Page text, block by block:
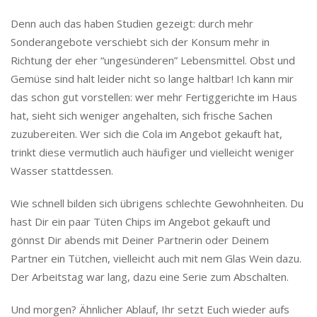
Denn auch das haben Studien gezeigt: durch mehr
Sonderangebote verschiebt sich der Konsum mehr in
Richtung der eher “ungesünderen” Lebensmittel. Obst und
Gemüse sind halt leider nicht so lange haltbar! Ich kann mir
das schon gut vorstellen: wer mehr Fertiggerichte im Haus
hat, sieht sich weniger angehalten, sich frische Sachen
zuzubereiten. Wer sich die Cola im Angebot gekauft hat,
trinkt diese vermutlich auch häufiger und vielleicht weniger
Wasser stattdessen.
Wie schnell bilden sich übrigens schlechte Gewohnheiten. Du
hast Dir ein paar Tüten Chips im Angebot gekauft und
gönnst Dir abends mit Deiner Partnerin oder Deinem
Partner ein Tütchen, vielleicht auch mit nem Glas Wein dazu.
Der Arbeitstag war lang, dazu eine Serie zum Abschalten.
Und morgen? Ähnlicher Ablauf, Ihr setzt Euch wieder aufs